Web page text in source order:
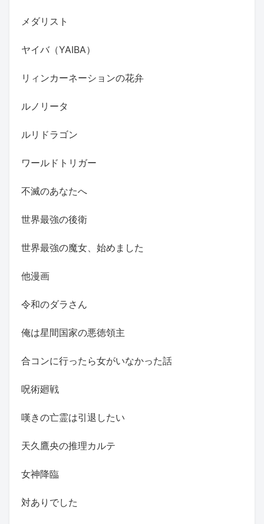
メダリスト
ヤイバ（YAIBA）
リィンカーネーションの花弁
ルノリータ
ルリドラゴン
ワールドトリガー
不滅のあなたへ
世界最強の後衛
世界最強の魔女、始めました
他漫画
令和のダラさん
俺は星間国家の悪徳領主
合コンに行ったら女がいなかった話
呪術廻戦
嘆きの亡霊は引退したい
天久鷹央の推理カルテ
女神降臨
対ありでした